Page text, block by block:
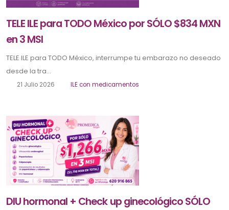
TELE ILE para TODO México por SÓLO $834 MXN
en 3 MSI
TELE ILE para TODO México, interrumpe tu embarazo no deseado
desde la tra...
21 Julio 2026 ILE con medicamentos
DIU hormonal + Check up ginecológico SÓLO